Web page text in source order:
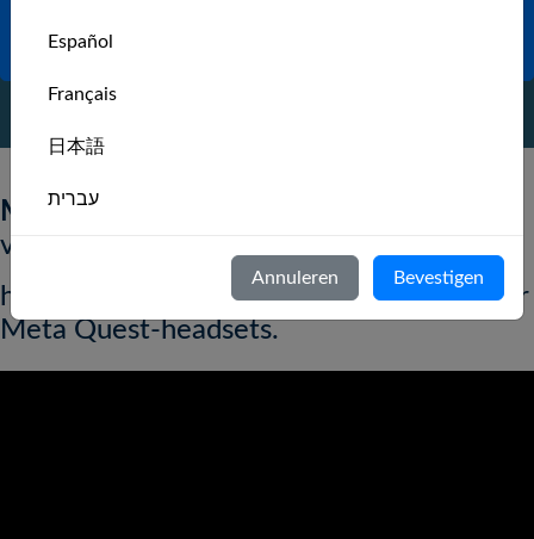
MarineVerse Sailing Club
vlaggenschipproduct
het is een virtual-reality-zeilsimulatie voor
Meta Quest-headsets.
Español
Français
日本語
עברית
Annuleren Bevestigen